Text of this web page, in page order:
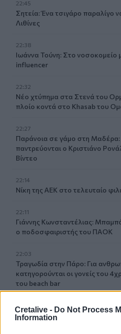
Cretalive - Do Not Process
Information
22:45
Σητεία: Ένα τσιγάρο παραλίγο
Λιθίνες
22:38
Ιωάννα Τούνη: Στο νοσοκομείο
influencer
22:32
Νέο χτύπημα στα Στενά του
πλοίο κοντά στο Khasab του
22:27
Παράνοια σε γάμο στη Μαδέρα:
παντρεύονται ο Κριστιάνο
Βίντεο
22:14
Nίκη της ΑΕΚ στο τελευταίο
22:11
Γιάννης Κωνσταντέλιας:
ο ποδοσφαιριστής του ΠΑΟΚ
22:03
Τραγωδία στην Πάρο: Για
κατηγορούνται οι γονείς του
του beach bar
21:56
Νέα διοίκηση για το Κέντρο